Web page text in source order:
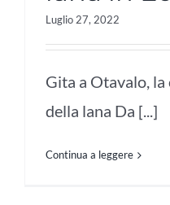
Luglio 27, 2022
Gita a Otavalo,
della lana Da [...]
Continua a leggere